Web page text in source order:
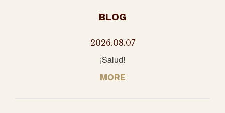
BLOG
2026.08.07
¡Salud!
MORE